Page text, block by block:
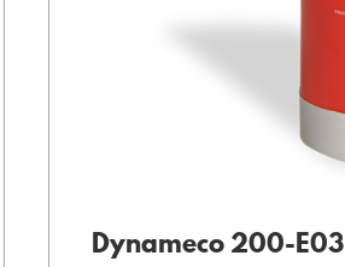
Dynameco 200-E03